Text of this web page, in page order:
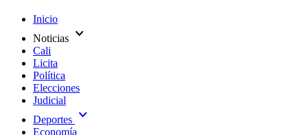
Inicio
Noticias expand_more
Cali
Licita
Política
Elecciones
Judicial
Deportes expand_more
Economía